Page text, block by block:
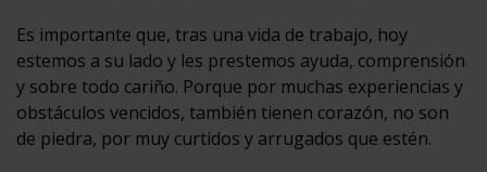
Es importante que, tras una vida de trabajo, hoy
estemos a su lado y les prestemos ayuda, comprensión
y sobre todo cariño. Porque por muchas experiencias y
obstáculos vencidos, también tienen corazón, no son
de piedra, por muy curtidos y arrugados que estén.